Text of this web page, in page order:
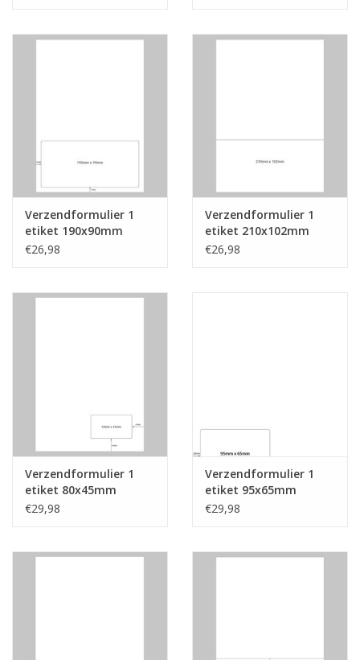
Verzendformulier 1
etiket 190x90mm
€26,98
Verzendformulier 1
etiket 210x102mm
€26,98
Verzendformulier 1
etiket 80x45mm
€29,98
Verzendformulier 1
etiket 95x65mm
€29,98